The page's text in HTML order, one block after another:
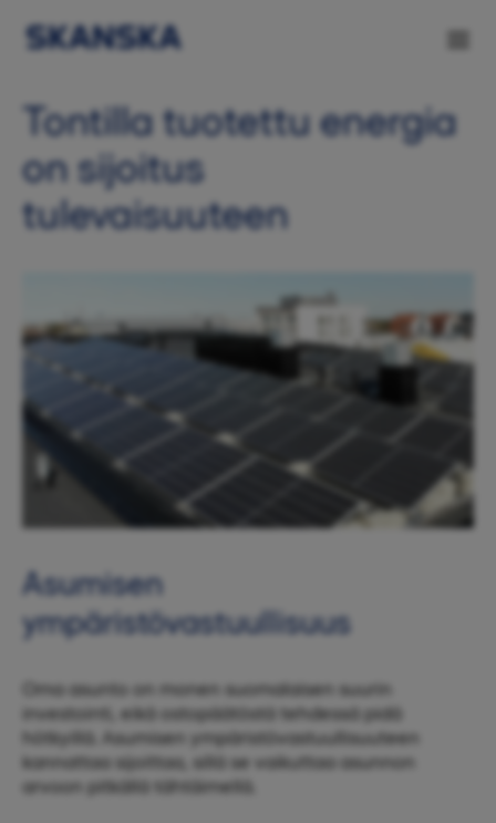
Tontilla tuotettu energia
on sijoitus
tulevaisuuteen
Asumisen
ympäristövastuullisuus
Oma asunto on monen suomalaisen suurin
investointi, eikä ostopäätöstä tehdessä pidä
hötkyillä. Asumisen ympäristövastuullisuuteen
kannattaa sijoittaa, sillä se vaikuttaa asunnon
arvoon pitkällä tähtäimellä.